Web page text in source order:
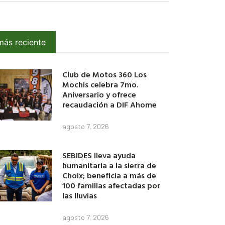
reciente
Club de Motos 360 Los
Mochis celebra 7mo.
Aniversario y ofrece
recaudación a DIF Ahome
agosto 7, 2026
SEBIDES lleva ayuda
humanitaria a la sierra de
Choix; beneficia a más de
100 familias afectadas por
las lluvias
agosto 7, 2026